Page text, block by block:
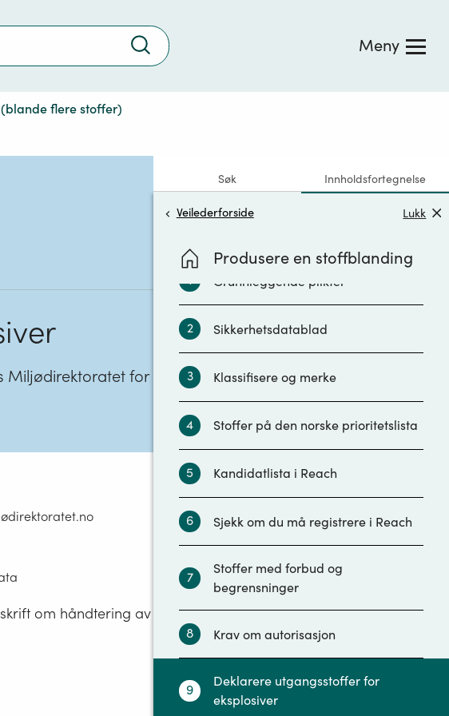
Trykk
søke
Meny
flere stoffer)
Søk Innholdsfortegnelse
Veilederforside Lukk
Produsere en stoffblanding
Grunnleggende plikter
2 Sikkerhetsdatablad
3 Klassifisere og merke
4 Stoffer på den norske prioritetslista
5 Kandidatlista i Reach
6 Sjekk om du må registrere i Reach
7
Stoffer med forbud og
begrensninger
8 Krav om autorisasjon
9
Deklarere utgangsstoffer for
eksplosiver
Miljødirektoratet for
om håndtering av